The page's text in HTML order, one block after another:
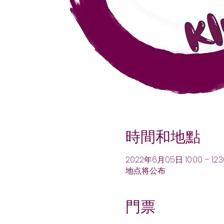
時間和地點
2022年6月05日 10:00 –
地点将公布
門票